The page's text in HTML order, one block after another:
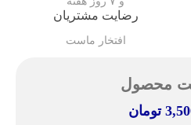
رضایت مشتریان
افتخار ماست
محصول
تومان